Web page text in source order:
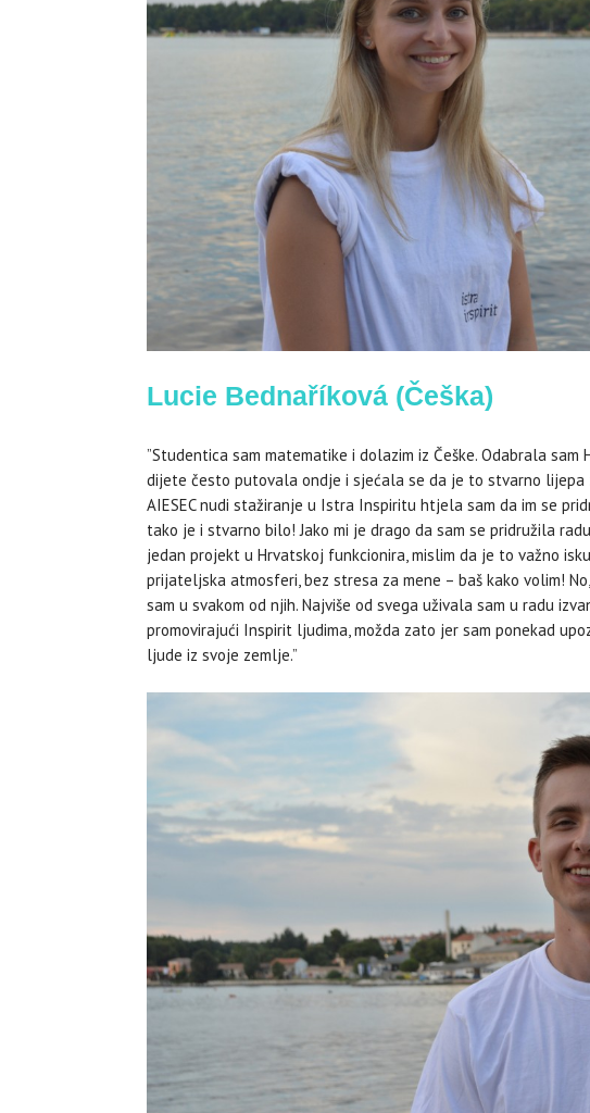
Lucie Bednaříková (Češka)
”Studentica sam matematike i dolazim iz Češke. Odabrala
dijete često putovala ondje i sjećala se da je to stvarno lijepa
AIESEC nudi stažiranje u Istra Inspiritu htjela sam da im se
tako je i stvarno bilo! Jako mi je drago da sam se pridružila
jedan projekt u Hrvatskoj funkcionira, mislim da je to važno
prijateljska atmosferi, bez stresa za mene – baš kako volim!
sam u svakom od njih. Najviše od svega uživala sam u radu
promovirajući Inspirit ljudima, možda zato jer sam ponekad
ljude iz svoje zemlje.”